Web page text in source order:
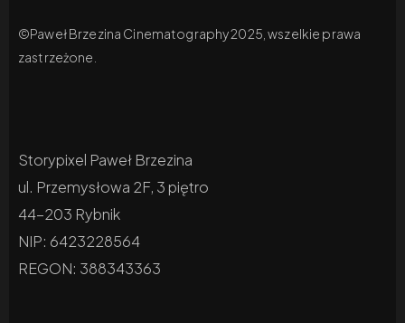
©Paweł Brzezina Cinematography 2025, wszelkie prawa
zastrzeżone.
Storypixel Paweł Brzezina
ul. Przemysłowa 2F, 3 piętro
44-203 Rybnik
NIP: 6423228564
REGON: 388343363